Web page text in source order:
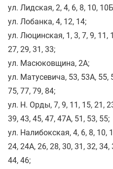
ул. Лидская, 2, 4, 6, 8, 10,
ул. Лобанка, 4, 12, 14;
ул. Люцинская, 1, 3, 7, 9, 11,
27, 29, 31, 33;
ул. Масюковщина, 2А;
ул. Матусевича, 53, 53А, 55,
75, 77, 79, 84;
ул. Н. Орды, 7, 9, 11, 15, 21,
39, 43, 45, 47, 47А, 51, 53, 55;
ул. Налибокская, 4, 6, 8, 10,
24, 24А, 26, 28, 30, 31, 32,
44, 46;